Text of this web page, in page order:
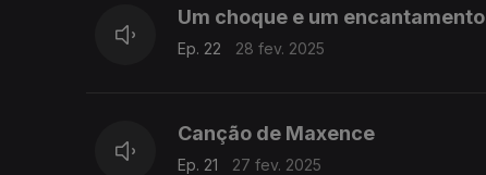
Um choque e um encantamento
Ep. 22 28 fev. 2025
Canção de Maxence
Ep. 21 27 fev. 2025